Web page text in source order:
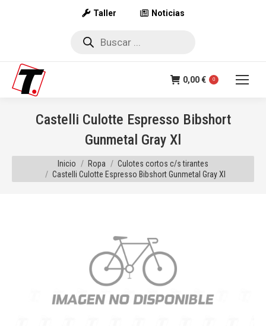
Taller Noticias
Búsqueda
0,00€ 0
Castelli Culotte Espresso Bibshort
Gunmetal Gray Xl
Estás aquí:
Inicio Ropa
Culotes cortos c/s tirantes
Castelli Culotte Espresso Bibshort Gunmetal Gray Xl